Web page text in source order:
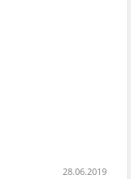
28.06.2019